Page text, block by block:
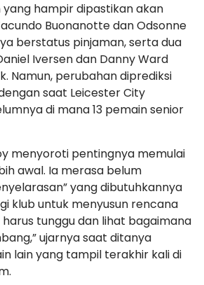
hampir dipastikan akan
Buonanotte dan Odsonne
berstatus pinjaman, serta dua
Iversen dan Danny Ward
Namun, perubahan diprediksi
saat Leicester City
di mana 13 pemain senior
menyoroti pentingnya memulai
awal. Ia merasa belum
yang dibutuhkannya
klub untuk menyusun rencana
harus tunggu dan lihat bagaimana
ujarnya saat ditanya
lain yang tampil terakhir kali di